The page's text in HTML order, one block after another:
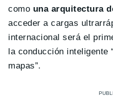
como una arquitectura
acceder a cargas
internacional será el
la conducción inteligente
mapas”.